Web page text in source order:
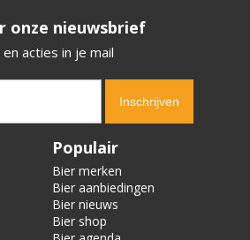
onze nieuwsbrief
acties in je mail
Populair
Bier merken
Bier aanbiedingen
Bier nieuws
Bier shop